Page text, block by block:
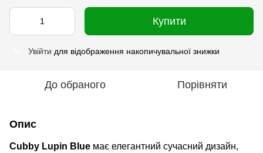
Купити
Увійти для відображення накопичувальної знижки
До обраного Порівняти
Опис
Cubby Lupin Blue має елегантний сучасний дизайн,